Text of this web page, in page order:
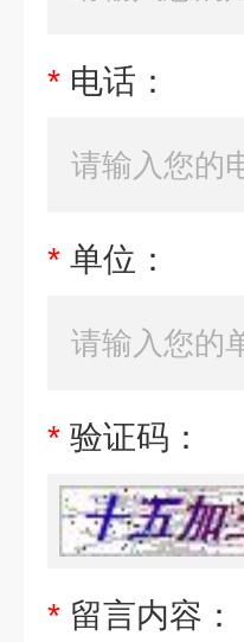
* 电话：
* 单位：
* 验证码：
* 留言内容：